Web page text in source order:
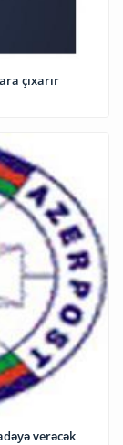
çıxarır
verəcək